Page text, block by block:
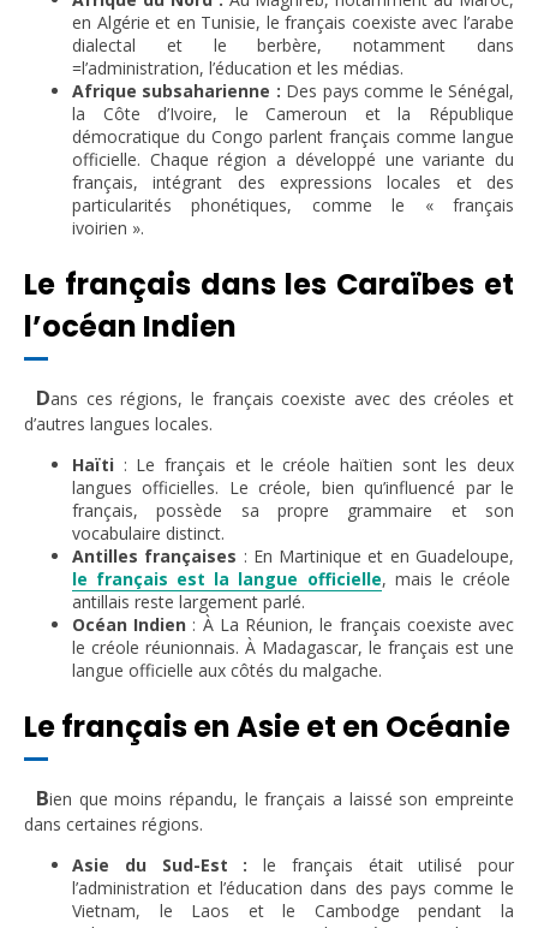
en Algérie et en Tunisie, le français coexiste avec l’arabe
dialectal et le berbère, notamment dans
=l’administration, l’éducation et les médias.
Afrique subsaharienne : Des pays comme le Sénégal,
la Côte d’Ivoire, le Cameroun et la République
démocratique du Congo parlent français comme langue
officielle. Chaque région a développé une variante du
français, intégrant des expressions locales et des
particularités phonétiques, comme le « français
ivoirien ».
Le français dans les Caraïbes et
l’océan Indien
Dans ces régions, le français coexiste avec des créoles et
d’autres langues locales.
Haïti : Le français et le créole haïtien sont les deux
langues officielles. Le créole, bien qu’influencé par le
français, possède sa propre grammaire et son
vocabulaire distinct.
Antilles françaises : En Martinique et en Guadeloupe,
le français est la langue officielle, mais le créole
antillais reste largement parlé.
Océan Indien : À La Réunion, le français coexiste avec
le créole réunionnais. À Madagascar, le français est une
langue officielle aux côtés du malgache.
Le français en Asie et en Océanie
Bien que moins répandu, le français a laissé son empreinte
dans certaines régions.
Asie du Sud-Est : le français était utilisé pour
l’administration et l’éducation dans des pays comme le
Vietnam, le Laos et le Cambodge pendant la